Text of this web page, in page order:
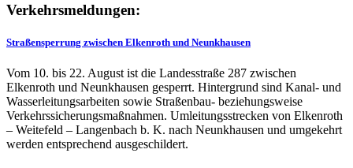
Verkehrsmeldungen:
Straßensperrung zwischen Elkenroth und Neunkhausen
Vom 10. bis 22. August ist die Landesstraße 287 zwischen
Elkenroth und Neunkhausen gesperrt. Hintergrund sind Kanal- und
Wasserleitungsarbeiten sowie Straßenbau- beziehungsweise
Verkehrssicherungsmaßnahmen. Umleitungsstrecken von Elkenroth
– Weitefeld – Langenbach b. K. nach Neunkhausen und umgekehrt
werden entsprechend ausgeschildert.